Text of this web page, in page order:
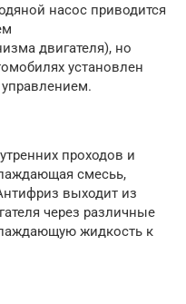
насос приводится
двигателя), но
установлен
проходов и
смесьь,
выходит из
через различные
жидкость к